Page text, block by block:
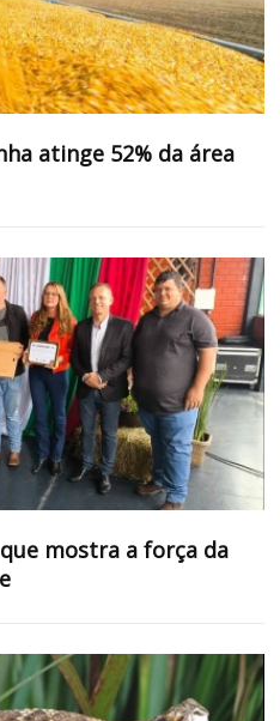
atinge 52% da área
mostra a força da